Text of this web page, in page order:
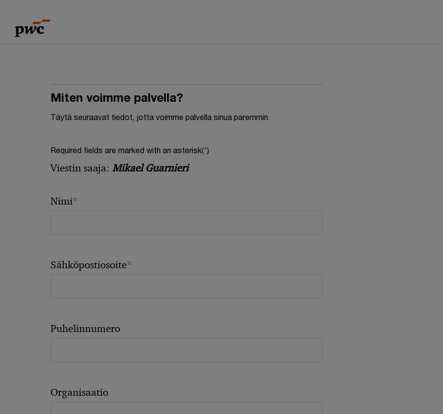
content
footer
Miten voimme palvella?
Täytä seuraavat tiedot, jotta voimme palvella sinua paremmin.
Required fields are marked with an asterisk(*)
Viestin saaja: Mikael Guarnieri
Nimi*
Sähköpostiosoite*
Puhelinnumero
Organisaatio